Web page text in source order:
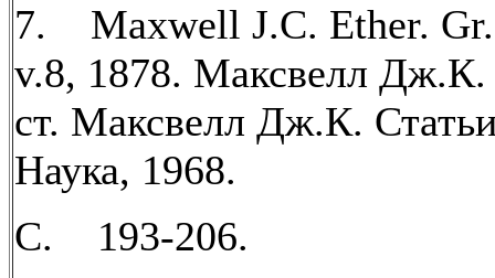
7. Maxwell J.C. Ether.
v.8, 1878. Максвелл
ст. Максвелл Дж.К.
Наука, 1968.
C. 193-206.